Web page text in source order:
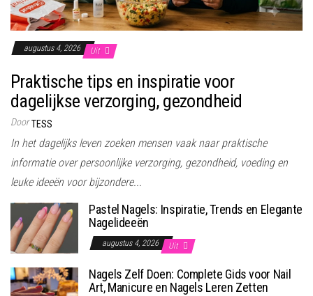
augustus 4, 2026 Uit
Praktische tips en inspiratie voor
dagelijkse verzorging, gezondheid
Door TESS
In het dagelijks leven zoeken mensen vaak naar praktische
informatie over persoonlijke verzorging, gezondheid, voeding en
leuke ideeën voor bijzondere...
Pastel Nagels: Inspiratie, Trends en Elegante
Nagelideeën
augustus 4, 2026 Uit
Nagels Zelf Doen: Complete Gids voor Nail
Art, Manicure en Nagels Leren Zetten